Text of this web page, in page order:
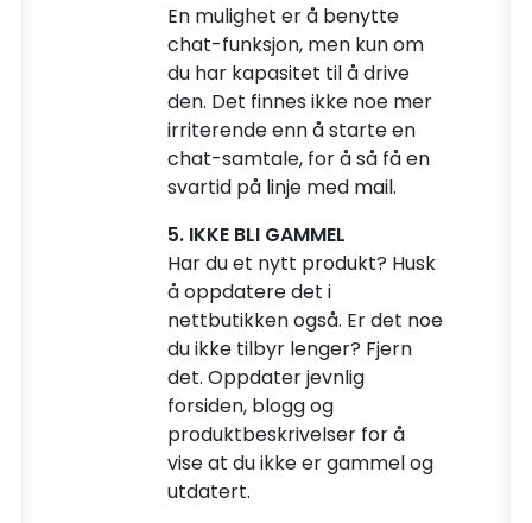
En mulighet er å benytte
chat-funksjon, men kun om
du har kapasitet til å drive
den. Det finnes ikke noe mer
irriterende enn å starte en
chat-samtale, for å så få en
svartid på linje med mail.
5. IKKE BLI GAMMEL
Har du et nytt produkt? Husk
å oppdatere det i
nettbutikken også. Er det noe
du ikke tilbyr lenger? Fjern
det. Oppdater jevnlig
forsiden, blogg og
produktbeskrivelser for å
vise at du ikke er gammel og
utdatert.